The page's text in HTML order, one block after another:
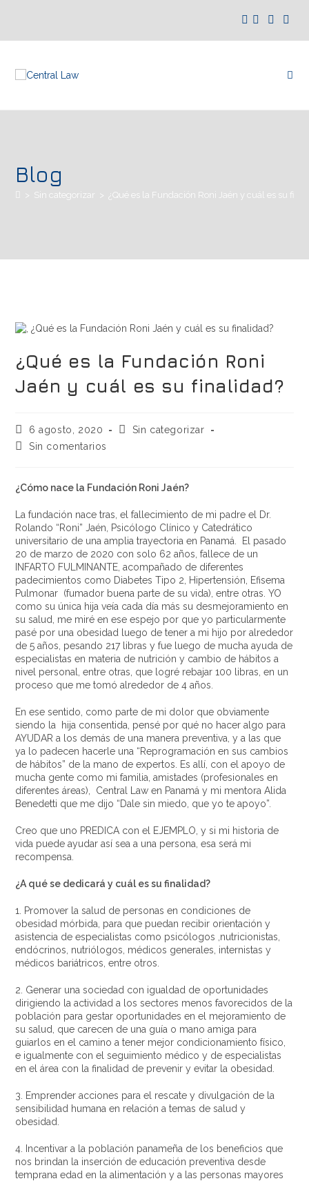
Blog
> Sin categorizar > ¿Qué es la Fundación Roni Jaén y cuál es su
¿Qué es la Fundación Roni
Jaén y cuál es su finalidad?
6 agosto, 2020
Sin categorizar
Sin comentarios
¿Cómo nace la Fundación Roni Jaén?
La fundación nace tras, el fallecimiento de mi padre el Dr.
Rolando “Roni” Jaén, Psicólogo Clínico y Catedrático
universitario de una amplia trayectoria en Panamá. El pasado
20 de marzo de 2020 con solo 62 años, fallece de un
INFARTO FULMINANTE, acompañado de diferentes
padecimientos como Diabetes Tipo 2, Hipertensión, Efisema
Pulmonar (fumador buena parte de su vida), entre otras. YO
como su única hija veía cada día más su desmejoramiento en
su salud, me miré en ese espejo por que yo particularmente
pasé por una obesidad luego de tener a mi hijo por alrededor
de 5 años, pesando 217 libras y fue luego de mucha ayuda de
especialistas en materia de nutrición y cambio de hábitos a
nivel personal, entre otras, que logré rebajar 100 libras, en un
proceso que me tomó alrededor de 4 años.
En ese sentido, como parte de mi dolor que obviamente
siendo la hija consentida, pensé por qué no hacer algo para
AYUDAR a los demás de una manera preventiva, y a las que
ya lo padecen hacerle una “Reprogramación en sus cambios
de hábitos” de la mano de expertos. Es allí, con el apoyo de
mucha gente como mi familia, amistades (profesionales en
diferentes áreas), Central Law en Panamá y mi mentora Alida
Benedetti que me dijo “Dale sin miedo, que yo te apoyo”.
Creo que uno PREDICA con el EJEMPLO, y si mi historia de
vida puede ayudar así sea a una persona, esa será mi
recompensa.
¿A qué se dedicará y cuál es su finalidad?
1. Promover la salud de personas en condiciones de
obesidad mórbida, para que puedan recibir orientación y
asistencia de especialistas como psicólogos ,nutricionistas,
endócrinos, nutriólogos, médicos generales, internistas y
médicos bariátricos, entre otros.
2. Generar una sociedad con igualdad de oportunidades
dirigiendo la actividad a los sectores menos favorecidos de la
población para gestar oportunidades en el mejoramiento de
su salud, que carecen de una guía o mano amiga para
guiarlos en el camino a tener mejor condicionamiento físico,
e igualmente con el seguimiento médico y de especialistas
en el área con la finalidad de prevenir y evitar la obesidad.
3. Emprender acciones para el rescate y divulgación de la
sensibilidad humana en relación a temas de salud y
obesidad.
4. Incentivar a la población panameña de los beneficios que
nos brindan la inserción de educación preventiva desde
temprana edad en la alimentación y a las personas mayores